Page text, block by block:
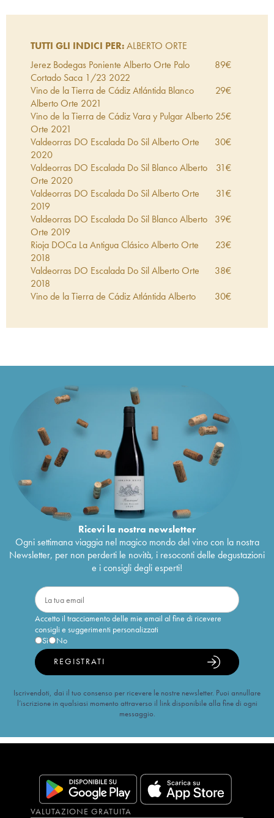
TUTTI GLI INDICI PER:ALBERTO ORTE
Jerez Bodegas Poniente Alberto Orte Palo
Cortado Saca 1/23 2022
89€
Vino de la Tierra de Cádiz Atlántida Blanco
Alberto Orte 2021
29€
Vino de la Tierra de Cádiz Vara y Pulgar Alberto
Orte 2021
25€
Valdeorras DO Escalada Do Sil Alberto Orte
2020
30€
Valdeorras DO Escalada Do Sil Blanco Alberto
Orte 2020
31€
Valdeorras DO Escalada Do Sil Alberto Orte
2019
31€
Valdeorras DO Escalada Do Sil Blanco Alberto
Orte 2019
39€
Rioja DOCa La Antigua Clásico Alberto Orte
2018
23€
Valdeorras DO Escalada Do Sil Alberto Orte
2018
38€
Vino de la Tierra de Cádiz Atlántida Alberto
30€
Jerez Fino Saca 1/22 Bodegas Poniente Alberto
Jerez Palo Cortado Saca 1/22 Bodegas
Poniente Alberto Orte
111
Jerez Amontillado Saca 1/22 Bodegas Poniente
Alberto Orte
111
Jerez Oloroso Saca 1/22 Bodegas Poniente
Alberto Orte
111
Jerez Palo Cortado NV 1/20 Bodegas Poniente
Ricevi la nostra newsletter
Ogni settimana viaggia nel magico mondo del vino con la nostra
Newsletter, per non perderti le novità, i resoconti delle degustazioni
e i consigli degli esperti!
Accetto il tracciamento delle mie email al fine di ricevere
consigli e suggerimenti personalizzati
Sì
No
REGISTRATI
Iscrivendoti, dai il tuo consenso per ricevere le nostre newsletter. Puoi annullare
l’iscrizione in qualsiasi momento attraverso il link disponibile alla fine di ogni
messaggio.
VALUTAZIONE GRATUITA